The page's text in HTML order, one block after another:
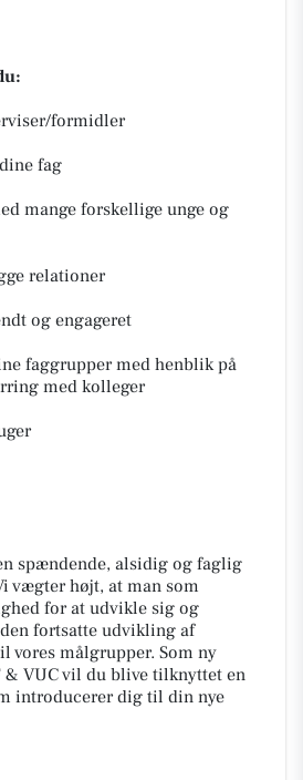
formidler
fag
mange forskellige unge og
relationer
og engageret
faggrupper med henblik på
med kolleger
spændende, alsidig og faglig
vægter højt, at man som
for at udvikle sig og
fortsatte udvikling af
vores målgrupper. Som ny
& VUC vil du blive tilknyttet en
introducerer dig til din nye